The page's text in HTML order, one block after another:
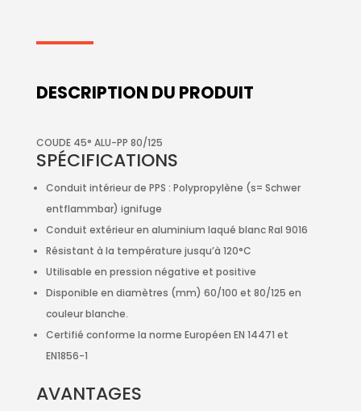
DESCRIPTION DU PRODUIT
COUDE 45° ALU-PP 80/125
SPÉCIFICATIONS
Conduit intérieur de PPS : Polypropylène (s= Schwer
entflammbar) ignifuge
Conduit extérieur en aluminium laqué blanc Ral 9016
Résistant à la température jusqu’à 120°C
Utilisable en pression négative et positive
Disponible en diamètres (mm) 60/100 et 80/125 en
couleur blanche.
Certifié conforme la norme Européen EN 14471 et
EN1856-1
AVANTAGES